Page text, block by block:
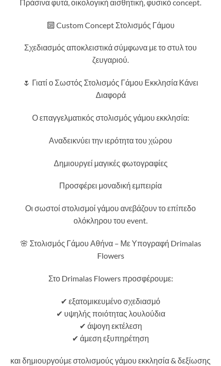
Πράσινα φυτά, οικολογική αισθητική, φυσικό concept.
🔟 Custom Concept Στολισμός Γάμου
Σχεδιασμός αποκλειστικά σύμφωνα με το στυλ του
ζευγαριού.
🌷 Γιατί ο Σωστός Στολισμός Γάμου Εκκλησία Κάνει
Διαφορά
Ο επαγγελματικός στολισμός γάμου εκκλησία:
Αναδεικνύει την ιερότητα του χώρου
Δημιουργεί μαγικές φωτογραφίες
Προσφέρει μοναδική εμπειρία
Οι σωστοί στολισμοί γάμου ανεβάζουν το επίπεδο
ολόκληρου του event.
🌸 Στολισμός Γάμου Αθήνα – Με Υπογραφή Drimalas
Flowers
Στο Drimalas Flowers προσφέρουμε:
✔ εξατομικευμένο σχεδιασμό
✔ υψηλής ποιότητας λουλούδια
✔ άψογη εκτέλεση
✔ άμεση εξυπηρέτηση
και δημιουργούμε στολισμούς γάμου εκκλησία & δεξίωσης